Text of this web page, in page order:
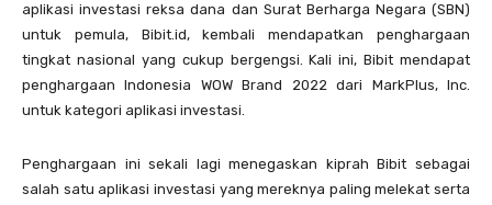
aplikasi investasi reksa dana dan Surat Berharga Negara (SBN)
untuk pemula, Bibit.id, kembali mendapatkan penghargaan
tingkat nasional yang cukup bergengsi. Kali ini, Bibit mendapat
penghargaan Indonesia WOW Brand 2022 dari MarkPlus, Inc.
untuk kategori aplikasi investasi.
Penghargaan ini sekali lagi menegaskan kiprah Bibit sebagai
salah satu aplikasi investasi yang mereknya paling melekat serta